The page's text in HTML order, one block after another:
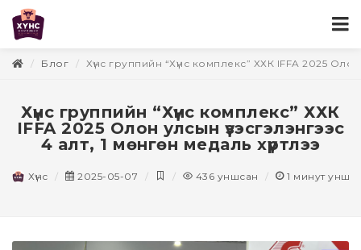
Блог Хүнс группийн “Хүнс комплекс” ХХК IFFA 2025
Хүнс группийн “Хүнс комплекс” ХХК
IFFA 2025 Олон улсын үзэсгэлэнгээс
4 алт, 1 мөнгөн медаль хүртлээ
Хүнс 2025-05-07 436 уншсан 1 минут